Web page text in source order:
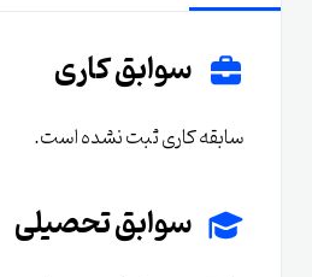
سوابق کاری
سابقه کاری ثبت نشده است.
سوابق تحصیلی